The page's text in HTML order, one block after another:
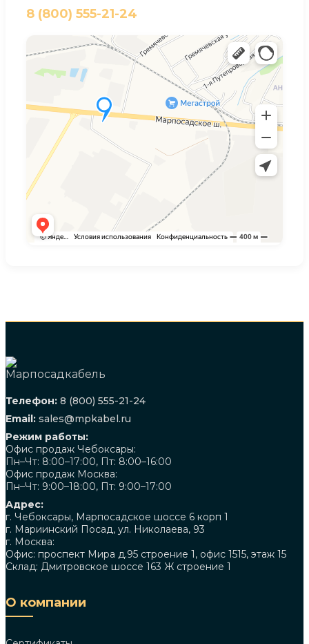
8 (800) 555-21-24
Телефон: 8 (800) 555-21-24
Email: sales@mpkabel.ru
Режим работы:
Офис продаж Чебоксары:
Пн–Чт: 8:00–17:00, Пт: 8:00–16:00
Офис продаж Москва:
Пн–Чт: 9:00–18:00, Пт: 9:00–17:00
Адрес:
г. Чебоксары, Марпосадское шоссе 6 корп 1
г. Мариинский Посад, ул. Николаева, 93
г. Москва:
Офис: проспект Мира д.95 строение 1, офис 1515, этаж 15
Склад: Дмитровское шоссе 163 Ж строение 1
О компании